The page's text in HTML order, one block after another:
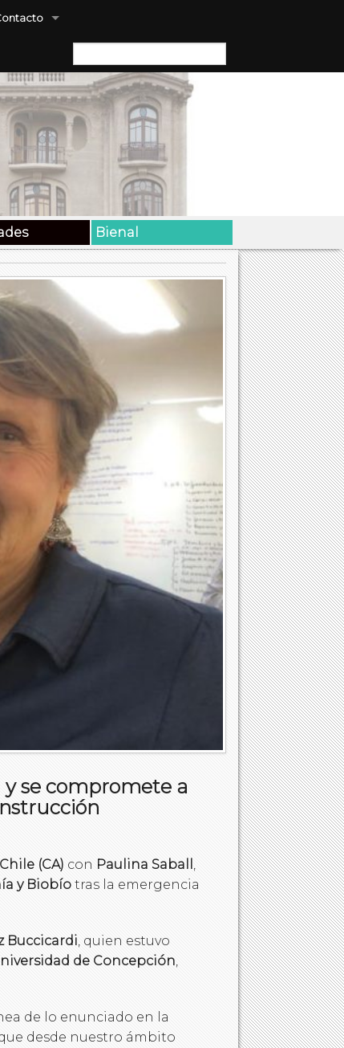
Buscar:
Bienal
se compromete a
(CA) con Paulina Saball ,
y Biobío tras la emergencia
Buccicardi, quien estuvo
de Concepción,
de lo enunciado en la
desde nuestro ámbito